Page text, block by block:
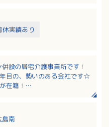
休実績あり
設の居宅介護事業所です！
目の、勢いのある会社です☆
在籍！
南